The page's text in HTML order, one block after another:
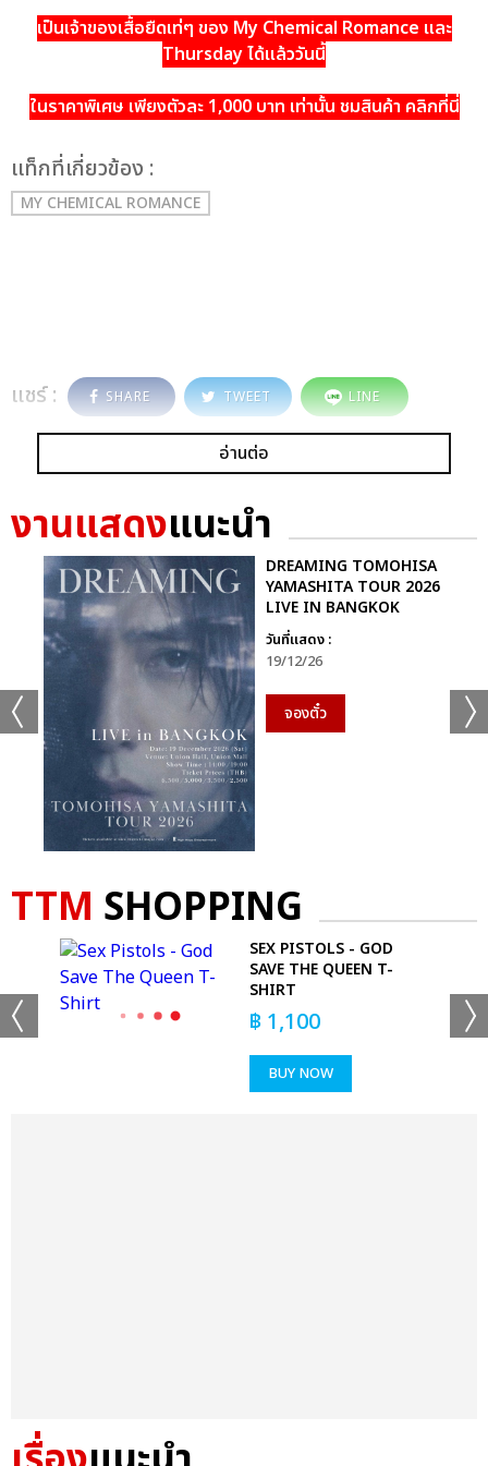
เป็นเจ้าของเสื้อยืดเท่ๆ ของ My Chemical Romance และ
Thursday ได้แล้ววันนี้
ในราคาพิเศษ เพียงตัวละ 1,000 บาท เท่านั้น ชมสินค้า คลิกที่นี่
เเท็กที่เกี่ยวข้อง :
MY CHEMICAL ROMANCE
แชร์ : SHARE TWEET LINE
อ่านต่อ
งานแสดงแนะนำ
DREAMING TOMOHISA
YAMASHITA TOUR 2026
LIVE IN BANGKOK
วันที่แสดง :
19/12/26
จองตั๋ว
TTM SHOPPING
SEX PISTOLS - GOD
SAVE THE QUEEN T-
SHIRT
฿ 1,100
BUY NOW